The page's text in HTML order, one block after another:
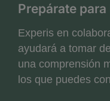
Prepárate
Experis en
ayudará a tomar
una comprensión
los que puedes